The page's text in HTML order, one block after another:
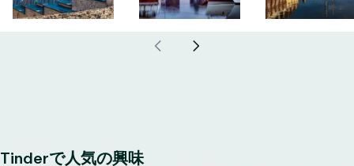
Tinderで人気の興味